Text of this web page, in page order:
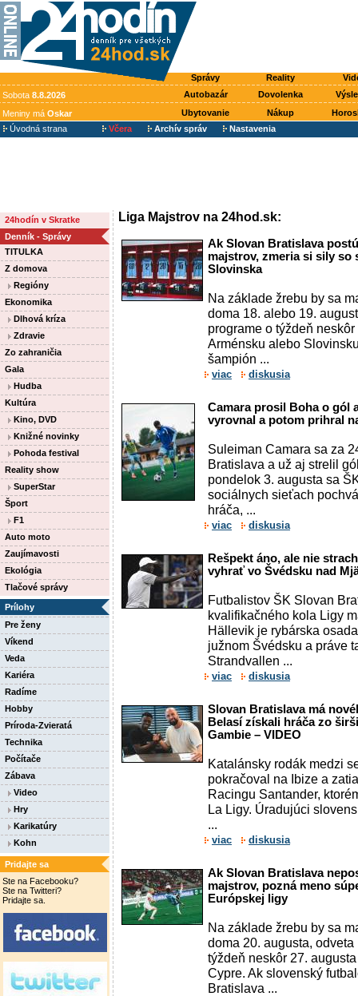
Správy Reality
Sobota 8.8.2026 Autobazár Dovolenka
Meniny má Oskar Ubytovanie Nákup
Úvodná strana
Včera Archív správ Nastavenia
24hodín v Skratke
Denník - Správy
TITULKA
Z domova
Regióny
Ekonomika
Dlhová kríza
Zdravie
Zo zahraničia
Gala
Hudba
Kultúra
Kino, DVD
Knižné novinky
Pohoda festival
Reality show
SuperStar
Šport
F1
Auto moto
Zaujímavosti
Ekológia
Tlačové správy
Prílohy
Pre ženy
Víkend
Veda
Kariéra
Radíme
Hobby
Príroda-Zvieratá
Technika
Počítače
Zábava
Video
Hry
Karikatúry
Kohn
Pridajte sa
Ste na Facebooku?
Ste na Twitteri?
Pridajte sa.
Liga Majstrov na 24hod.sk:
Ak Slovan Bratislava
majstrov, zmeria si sily so
Slovinska
Na základe žrebu by sa
doma 18. alebo 19.
programe o týždeň
Arménsku alebo
šampión ...
viac diskusia
Camara prosil Boha o gól
vyrovnal a potom prihral
Suleiman Camara sa za
Bratislava a už aj strelil
pondelok 3. augusta sa
sociálnych sieťach
hráča, ...
viac diskusia
Rešpekt áno, ale nie
vyhrať vo Švédsku nad
Futbalistov ŠK Slovan
kvalifikačného kola Ligy
Hällevik je rybárska
južnom Švédsku a práve
Strandvallen ...
viac diskusia
Slovan Bratislava má
Belasí získali hráča zo
Gambie – VIDEO
Katalánsky rodák medzi
pokračoval na Ibize a
Racingu Santander,
La Ligy. Úradujúci
...
viac diskusia
Ak Slovan Bratislava
majstrov, pozná meno
Európskej ligy
Na základe žrebu by sa
doma 20. augusta,
týždeň neskôr 27.
Cypre. Ak slovenský
Bratislava ...